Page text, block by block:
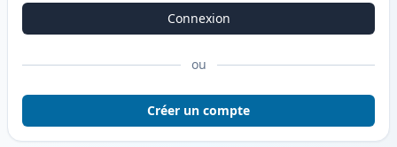
Connexion
ou
Créer un compte